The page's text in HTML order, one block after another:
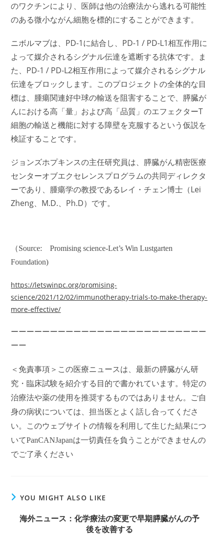
のワクチンにより、医師は他の治療法から逃れる可能性
のある微小ながん細胞を標的にすることができます。
ニボルマブは、PD-1に結合し、PD-1 / PD-L1相互作用に
よって媒介されるシグナル伝達を遮断する抗体です。ま
た、PD-1 / PD-L2相互作用によって媒介されるシグナル
伝達をブロックします。このプロジェクトの全体的な目
標は、腫瘍関連好中球の輸送を阻害することで、膵臓が
んにおける高「量」および高「品質」のエフェクターT
細胞の輸送と機能に対する障壁を克服するという仮説を
検証することです。
ジョンズホプキンスの主任研究員は、膵臓がん精密医療
センターオブエクセレンスプログラムの共同ディレクタ
ーであり、腫瘍学の教授であるレイ・チェン博士（Lei
Zheng、M.D.、Ph.D）です。
（Source: Promising science-Let’s Win Lustgarten
Foundation)
https://letswinpc.org/promising-
science/2021/12/02/immunotherapy-trials-to-make-therapy-
more-effective/
ーーーーーーーーーーーーーーーーーーーーーーーーー
ーー
＜免責事項＞この医療ニュースは、最新の膵臓がん研
究・臨床試験を紹介する目的で書かれています。特定の
治療法や薬の使用を推奨するものではありません。ご自
身の病状については、担当医とよく話し合ってくださ
い。このウェブサイトの情報を利用して生じた結果につ
いてPanCANJapanは一切責任を負うことができませんの
でご了承ください
YOU MIGHT ALSO LIKE
海外ニュース：化学療法の変更で早期膵臓がんの予
後を改善する